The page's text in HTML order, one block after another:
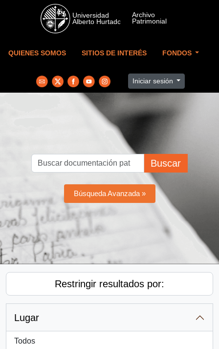
Skip to main content
QUIENES SOMOS SITIOS DE INTERÉS FONDOS
Iniciar sesión
Buscar
Búsqueda Avanzada »
Restringir resultados por:
Lugar
Todos